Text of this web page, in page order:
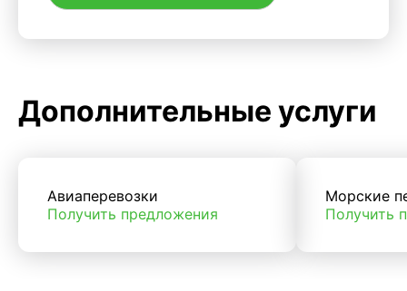
Дополнительные услуги
Авиаперевозки
Получить предложения
Морские
Получить